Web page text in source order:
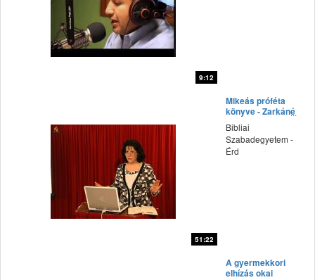
9:12
51:22
Mikeás próféta
könyve - Zarkáné
Teremy Krisztina
előadása
Bibliai
Szabadegyetem -
Érd
A gyermekkori
elhízás okai